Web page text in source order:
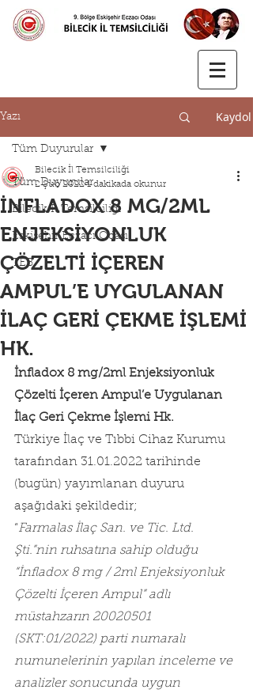
Yazı Kaydol
Tüm Duyurular
Bilecik İl Temsilciliği
Eskişehir Eczacı Odası
TEB
Tüm Duyurular
İNFLADOX 8 MG/2ML
ENJEKSİYONLUK
ÇÖZELTİ İÇEREN
AMPUL’E UYGULANAN
İLAÇ GERİ ÇEKME İŞLEMİ
HK.
Bilecik İl Temsilciliği
2 Şub 2022 1 dakikada okunur
İnfladox 8 mg/2ml Enjeksiyonluk
Çözelti İçeren Ampul’e Uygulanan
İlaç Geri Çekme İşlemi Hk.
Türkiye İlaç ve Tıbbi Cihaz Kurumu
tarafından 31.01.2022 tarihinde
(bugün) yayımlanan duyuru
aşağıdaki şekildedir;
“Farmalas İlaç San. ve Tic. Ltd.
Şti.”nin ruhsatına sahip olduğu
“İnfladox 8 mg / 2ml Enjeksiyonluk
Çözelti İçeren Ampul” adlı
müstahzarın 20020501
(SKT:01/2022) parti numaralı
numunelerinin yapılan inceleme ve
analizler sonucunda uygun